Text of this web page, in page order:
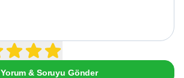
Yorum & Soruyu Gönder